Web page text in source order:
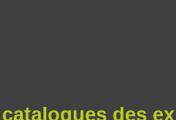
des